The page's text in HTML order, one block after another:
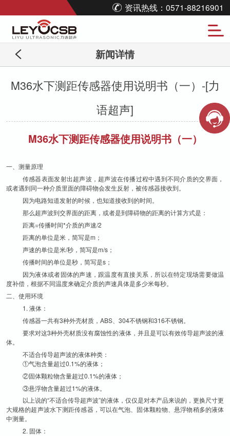
资讯热线：0571-88216901
新闻详情
M36水下测距传感器使用说明书（一）-[力
语超声]
M36水下测距传感器使用说明书（一）
一、测量原理
传感器表面发射出超声波，超声波在传播过程中遇到不同介质的交界面，
或者遇到同一种介质里面的障碍物会发生反射，被传感器接收到。
因为电路知道发射的时候，也知道接收到的时间。
那么超声波到交界面的距离，或者是到障碍物的距离的计算方式是：
距离=传播时间*介质的声速/2
距离的单位是米，简写是m；
声速的单位是米/秒，简写是m/s；
传播时间的单位是秒，简写是s；
因为液体或者固体的声速，跟温度有直接关系，所以在特定现场需要做温
度补偿，根据不同温度来确定介质的声速具体是多少米每秒。
二、使用环境
1. 液体：
传感器一共有3种外壳材质，ABS、304不锈钢和316不锈钢。
要求对这3种外壳材质没有腐蚀性的液体，并且是可以有效传导超声波的液
体。
不适合传导超声波的液体种类：
①气泡含量超过0.1%的液体；
②固体颗粒物含量超过0.1%的液体；
③悬浮物含量超过1%的液体。
以上说的“不适合传导超声波”的液体，仅仅是对本产品来说的，更换尺寸更
大规格的超声波水下测距传感器，可以在气泡、固体颗粒物、悬浮物稍多的液体
中测量。
2. 固体：